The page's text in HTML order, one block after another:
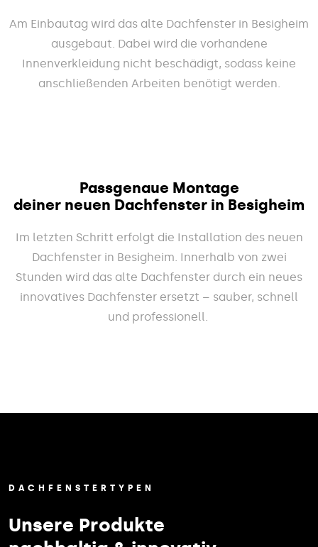
Am Einbautag wird das alte Dachfenster in Besigheim
ausgebaut. Dabei wird die vorhandene
Innenverkleidung nicht beschädigt, sodass keine
anschließenden Arbeiten benötigt werden.
Passgenaue Montage
deiner neuen Dachfenster in Besigheim
Im letzten Schritt erfolgt die Installation des neuen
Dachfenster in Besigheim. Innerhalb von zwei
Stunden wird das alte Dachfenster durch ein neues
innovatives Dachfenster ersetzt – sauber, schnell
und professionell.
DACHFENSTERTYPEN
Unsere Produkte